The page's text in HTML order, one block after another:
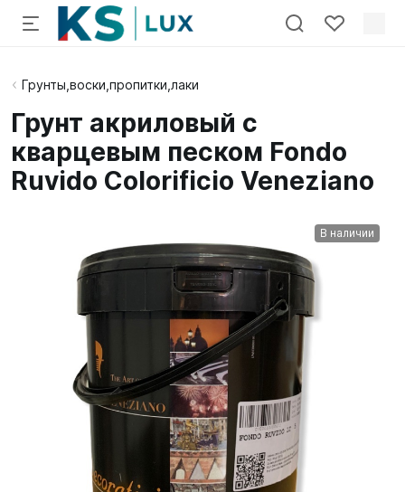
Грунты,воски,пропитки,лаки
Грунт акриловый с
кварцевым песком Fondo
Ruvido Colorificio Veneziano
В наличии